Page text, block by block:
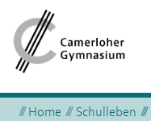
Home Schulleben